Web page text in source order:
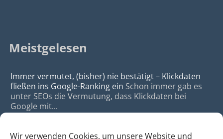
Wir verwenden Cookies, um unsere Website und
Meistgelesen
Immer vermutet, (bisher) nie bestätigt – Klickdaten
fließen ins Google-Ranking ein Schon immer gab es
unter SEOs die Vermutung, dass Klickdaten bei
Google mit...